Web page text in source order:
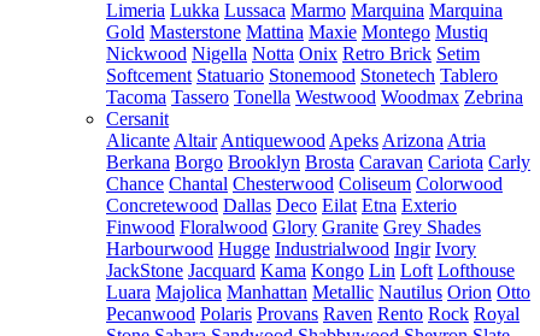
Limeria Lukka Lussaca Marmo Marquina Marquina
Gold Masterstone Mattina Maxie Montego Mustiq
Nickwood Nigella Notta Onix Retro Brick Setim
Softcement Statuario Stonemood Stonetech Tablero
Tacoma Tassero Tonella Westwood Woodmax Zebrina
Cersanit
Alicante Altair Antiquewood Apeks Arizona Atria
Berkana Borgo Brooklyn Brosta Caravan Cariota Carly
Chance Chantal Chesterwood Coliseum Colorwood
Concretewood Dallas Deco Eilat Etna Exterio
Finwood Floralwood Glory Granite Grey Shades
Harbourwood Hugge Industrialwood Ingir Ivory
JackStone Jacquard Kama Kongo Lin Loft Lofthouse
Luara Majolica Manhattan Metallic Nautilus Orion Otto
Pecanwood Polaris Provans Raven Rento Rock Royal